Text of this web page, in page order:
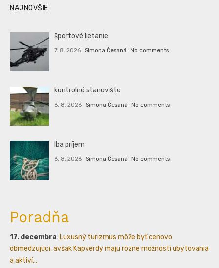
NAJNOVŠIE
športové lietanie
7. 8. 2026 Simona Česaná No comments
kontrolné stanovište
6. 8. 2026 Simona Česaná No comments
Iba príjem
6. 8. 2026 Simona Česaná No comments
Poradňa
17. decembra: Luxusný turizmus môže byť cenovo
obmedzujúci, avšak Kapverdy majú rôzne možnosti ubytovania
a aktiví...